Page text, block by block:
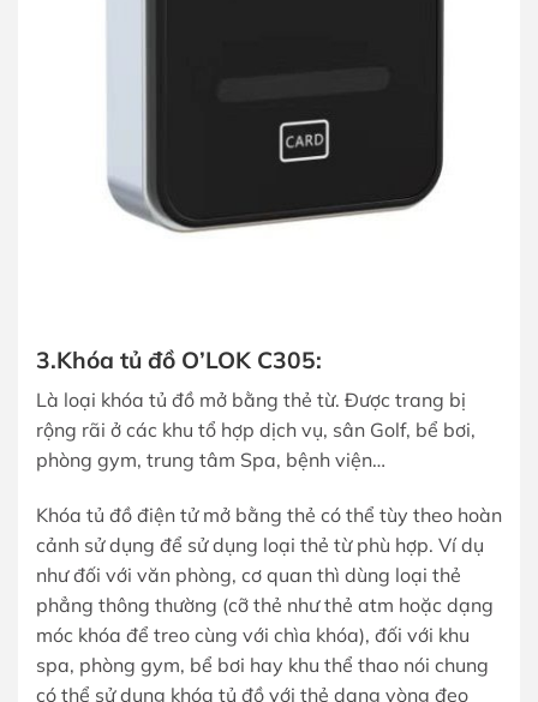
3.Khóa tủ đồ O’LOK C305:
Là loại khóa tủ đồ mở bằng thẻ từ. Được trang bị
rộng rãi ở các khu tổ hợp dịch vụ, sân Golf, bể bơi,
phòng gym, trung tâm Spa, bệnh viện…
Khóa tủ đồ điện tử mở bằng thẻ có thể tùy theo hoàn
cảnh sử dụng để sử dụng loại thẻ từ phù hợp. Ví dụ
như đối với văn phòng, cơ quan thì dùng loại thẻ
phẳng thông thường (cỡ thẻ như thẻ atm hoặc dạng
móc khóa để treo cùng với chìa khóa), đối với khu
spa, phòng gym, bể bơi hay khu thể thao nói chung
có thể sử dụng khóa tủ đồ với thẻ dạng vòng đeo